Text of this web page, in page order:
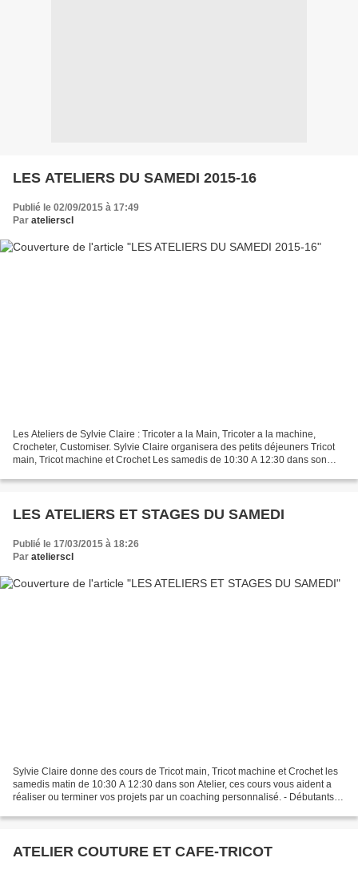
LES ATELIERS DU SAMEDI 2015-16
Publié le 02/09/2015 à 17:49
Par atelierscl
Les Ateliers de Sylvie Claire : Tricoter a la Main, Tricoter a la machine,
Crocheter, Customiser. Sylvie Claire organisera des petits déjeuners Tricot
main, Tricot machine et Crochet Les samedis de 10:30 A 12:30 dans son
LES ATELIERS ET STAGES DU SAMEDI
Publié le 17/03/2015 à 18:26
Par atelierscl
Sylvie Claire donne des cours de Tricot main, Tricot machine et Crochet les
samedis matin de 10:30 A 12:30 dans son Atelier, ces cours vous aident a
réaliser ou terminer vos projets par un coaching personnalisé. - Débutants
ATELIER COUTURE ET CAFE-TRICOT